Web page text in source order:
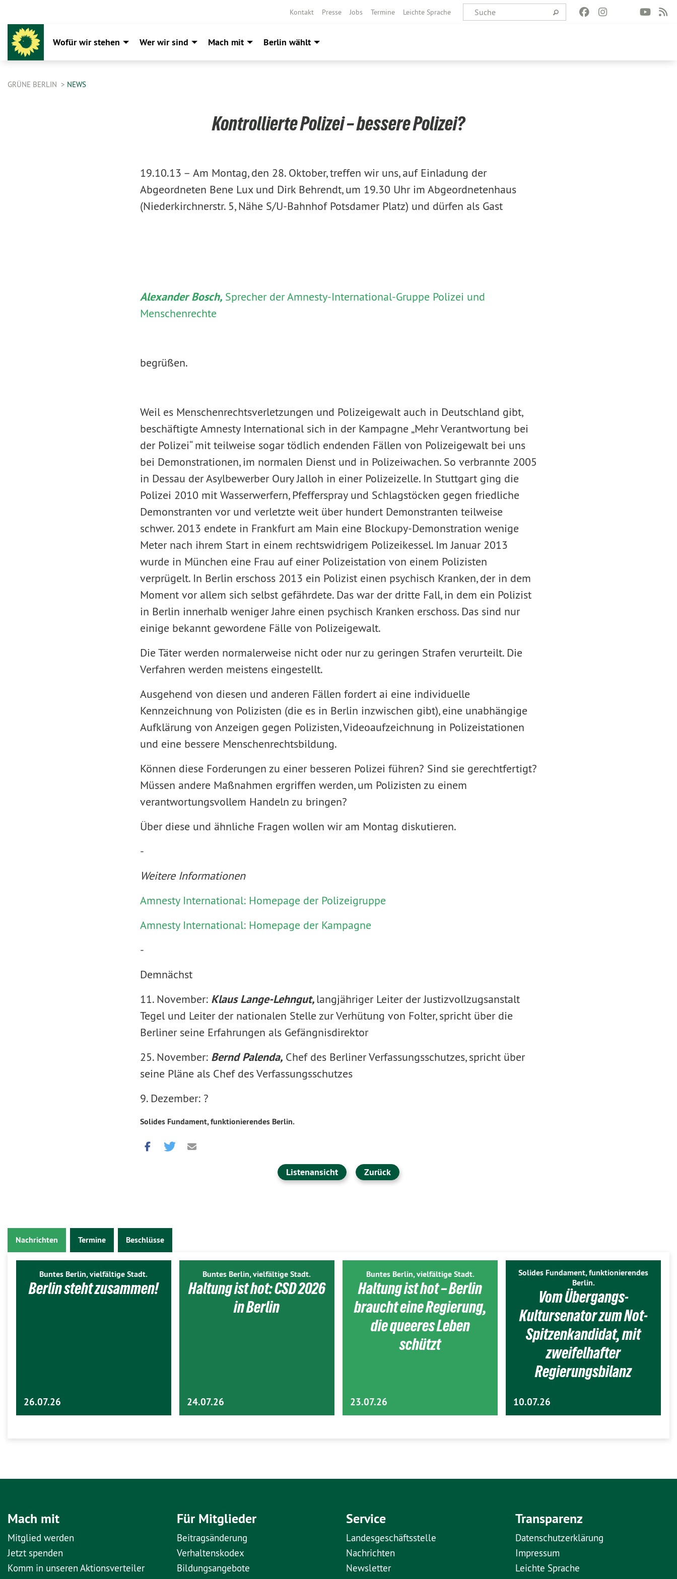
Kontakt Presse Jobs Termine Leichte Sprache
Wofür wir stehen Wer wir sind Mach mit Berlin wählt
GRÜNE BERLIN NEWS
Kontrollierte Polizei – bessere Polizei?
19.10.13 – Am Montag, den 28. Oktober, treffen wir uns, auf Einladung der
Abgeordneten Bene Lux und Dirk Behrendt, um 19.30 Uhr im Abgeordnetenhaus
(Niederkirchnerstr. 5, Nähe S/U-Bahnhof Potsdamer Platz) und dürfen als Gast
Alexander Bosch,Sprecher der Amnesty-International-Gruppe Polizei und
Menschenrechte
begrüßen.
Weil es Menschenrechtsverletzungen und Polizeigewalt auch in Deutschland gibt,
beschäftigte Amnesty International sich in der Kampagne „Mehr Verantwortung bei
der Polizei“ mit teilweise sogar tödlich endenden Fällen von Polizeigewalt bei uns
bei Demonstrationen, im normalen Dienst und in Polizeiwachen. So verbrannte 2005
in Dessau der Asylbewerber Oury Jalloh in einer Polizeizelle. In Stuttgart ging die
Polizei 2010 mit Wasserwerfern, Pfefferspray und Schlagstöcken gegen friedliche
Demonstranten vor und verletzte weit über hundert Demonstranten teilweise
schwer. 2013 endete in Frankfurt am Main eine Blockupy-Demonstration wenige
Meter nach ihrem Start in einem rechtswidrigem Polizeikessel. Im Januar 2013
wurde in München eine Frau auf einer Polizeistation von einem Polizisten
verprügelt. In Berlin erschoss 2013 ein Polizist einen psychisch Kranken, der in dem
Moment vor allem sich selbst gefährdete. Das war der dritte Fall, in dem ein Polizist
in Berlin innerhalb weniger Jahre einen psychisch Kranken erschoss. Das sind nur
einige bekannt gewordene Fälle von Polizeigewalt.
Die Täter werden normalerweise nicht oder nur zu geringen Strafen verurteilt. Die
Verfahren werden meistens eingestellt.
Ausgehend von diesen und anderen Fällen fordert ai eine individuelle
Kennzeichnung von Polizisten (die es in Berlin inzwischen gibt), eine unabhängige
Aufklärung von Anzeigen gegen Polizisten, Videoaufzeichnung in Polizeistationen
und eine bessere Menschenrechtsbildung.
Können diese Forderungen zu einer besseren Polizei führen? Sind sie gerechtfertigt?
Müssen andere Maßnahmen ergriffen werden, um Polizisten zu einem
verantwortungsvollem Handeln zu bringen?
Über diese und ähnliche Fragen wollen wir am Montag diskutieren.
-
Weitere Informationen
Amnesty International: Homepage der Polizeigruppe
Amnesty International: Homepage der Kampagne
-
Demnächst
11. November: Klaus Lange-Lehngut, langjähriger Leiter der Justizvollzugsanstalt
Tegel und Leiter der nationalen Stelle zur Verhütung von Folter, spricht über die
Berliner seine Erfahrungen als Gefängnisdirektor
25. November: Bernd Palenda,Chef des Berliner Verfassungsschutzes, spricht über
seine Pläne als Chef des Verfassungsschutzes
9. Dezember: ?
Solides Fundament, funktionierendes Berlin.
Listenansicht Zurück
Nachrichten Termine Beschlüsse
Buntes Berlin, vielfältige Stadt.
Berlin steht zusammen!
26.07.26
Buntes Berlin, vielfältige Stadt.
Haltung ist hot: CSD 2026
in Berlin
24.07.26
Buntes Berlin, vielfältige Stadt.
Haltung ist hot – Berlin
braucht eine Regierung,
die queeres Leben
schützt
23.07.26
Solides Fundament, funktionierendes
Berlin.
Vom Übergangs-
Kultursenator zum Not-
Spitzenkandidat, mit
zweifelhafter
Regierungsbilanz
10.07.26
Mach mit
Mitglied werden
Jetzt spenden
Komm in unseren Aktionsverteiler
Für Mitglieder
Beitragsänderung
Verhaltenskodex
Bildungsangebote
Service
Landesgeschäftsstelle
Nachrichten
Newsletter
Transparenz
Datenschutzerklärung
Impressum
Leichte Sprache